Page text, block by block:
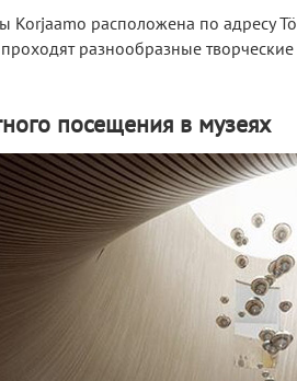
Korjaamo расположена по адресу
разнообразные
посещения в музеях